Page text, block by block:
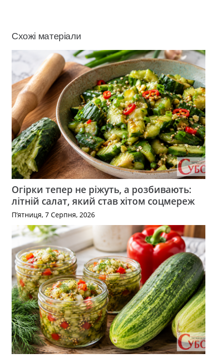
Схожі матеріали
Огірки тепер не ріжуть, а розбивають:
літній салат, який став хітом соцмереж
П’ятниця, 7 Серпня, 2026